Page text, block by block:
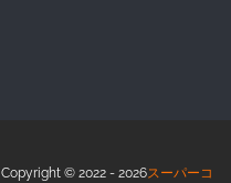
Copyright © 2022 - 2026スーパーコ